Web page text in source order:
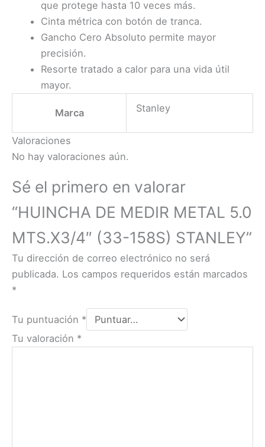
que protege hasta 10 veces más.
Cinta métrica con botón de tranca.
Gancho Cero Absoluto permite mayor
precisión.
Resorte tratado a calor para una vida útil
mayor.
Marca Stanley
Valoraciones
No hay valoraciones aún.
Sé el primero en valorar
“HUINCHA DE MEDIR METAL 5.0
MTS.X3/4″ (33-158S) STANLEY”
Tu dirección de correo electrónico no será
publicada. Los campos requeridos están marcados
*
Tu puntuación *
Tu valoración *